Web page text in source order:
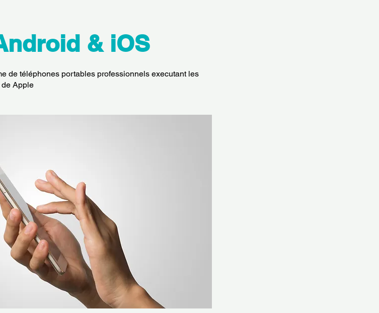
& iOS
de téléphones portables professionnels executant les
Apple